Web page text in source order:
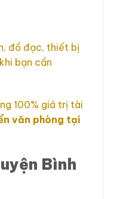
đồ đạc, thiết bị
bạn cần
100% giá trị tài
văn phòng tại
Bình